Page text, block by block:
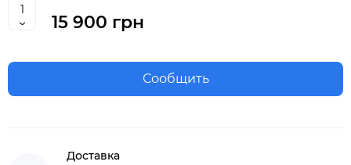
15 900 грн
Сообщить
Доставка